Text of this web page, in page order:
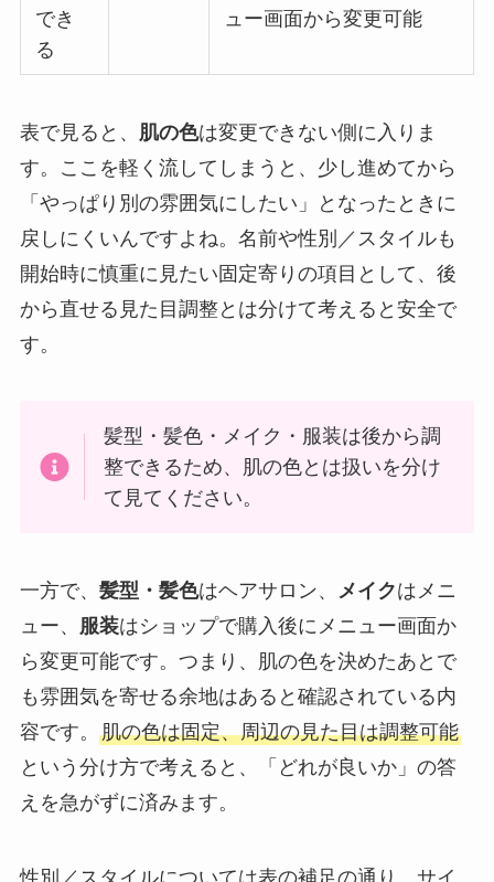
でき
る
ュー画面から変更可能
表で見ると、 肌の色は変更できない側に入りま
す。ここを軽く流してしまうと、少し進めてから
「やっぱり別の雰囲気にしたい」となったときに
戻しにくいんですよね。名前や性別／スタイルも
開始時に慎重に見たい固定寄りの項目として、後
から直せる見た目調整とは分けて考えると安全で
す。
髪型・髪色・メイク・服装は後から調
整できるため、肌の色とは扱いを分け
て見てください。
一方で、 髪型・髪色はヘアサロン、 メイクはメニ
ュー、
服装はショップで購入後にメニュー画面か
ら変更可能です。つまり、肌の色を決めたあとで
も雰囲気を寄せる余地はあると確認されている内
容です。 肌の色は固定、周辺の見た目は調整可能
という分け方で考えると、「どれが良いか」の答
えを急がずに済みます。
性別／スタイルについては表の補足の通り、サイ